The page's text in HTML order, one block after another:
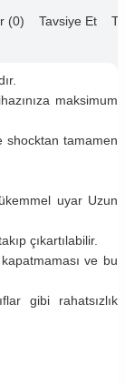
(0) Tavsiye Et
maksimum
shocktan tamamen
uyar Uzun
çıkartılabilir.
ve bu
gibi rahatsızlık